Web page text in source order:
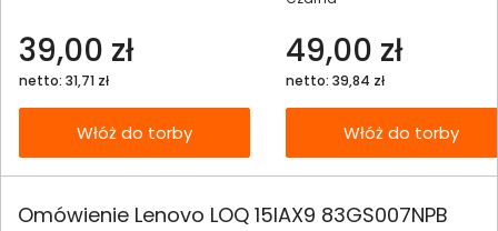
39,00 zł
netto: 31,71 zł
Włóż do torby
49,00 zł
netto: 39,84 zł
Włóż do torby
Omówienie Lenovo LOQ 15IAX9 83GS007NPB